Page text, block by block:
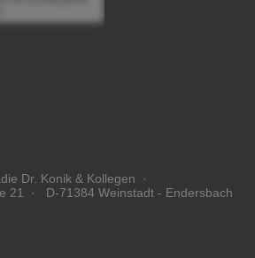
Dr. Konik & Kollegen ·
21 · D-71384 Weinstadt - Endersbach